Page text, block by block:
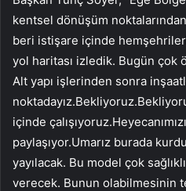
kentsel dönüşüm
beri istişare içinde
yol haritası izledik. Bugün çok
Alt yapı işlerinden sonra
içinde
paylaşıyor.Umarız burada
yayılacak. Bu model çok
verecek. Bunun olabilmesinin